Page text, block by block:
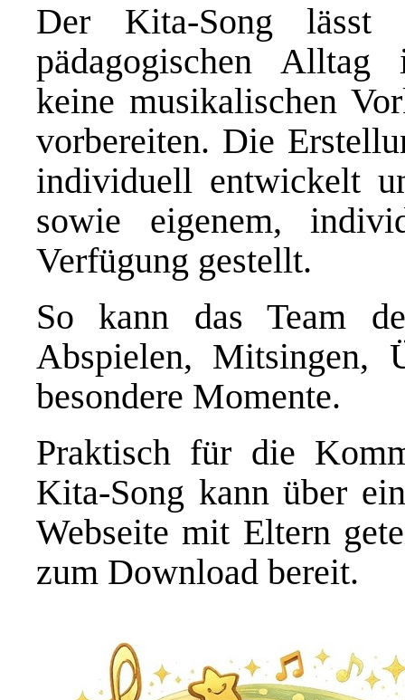
Der Kita-Song
pädagogischen Alltag
keine musikalischen
vorbereiten. Die
individuell entwickelt
sowie eigenem,
Verfügung gestellt.
So kann das Team
Abspielen, Mitsingen,
besondere Momente.
Praktisch für die
Kita-Song kann über
Webseite mit Eltern
zum Download bereit.